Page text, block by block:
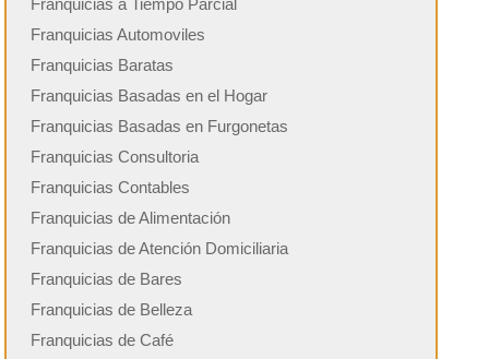
Franquicias Automoviles
Franquicias Baratas
Franquicias Basadas en el Hogar
Franquicias Basadas en Furgonetas
Franquicias Consultoria
Franquicias Contables
Franquicias de Alimentación
Franquicias de Atención Domiciliaria
Franquicias de Bares
Franquicias de Belleza
Franquicias de Café